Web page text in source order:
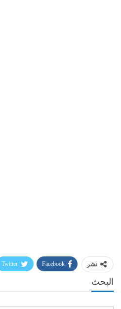
نشر Facebook
Twitter
البحث